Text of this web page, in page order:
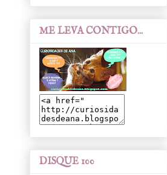
ME LEVA CONTIGO...
DISQUE 100